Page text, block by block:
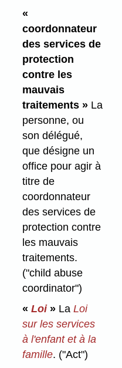
«
coordonnateur
des services de
protection
contre les
mauvais
traitements »La
personne, ou
son délégué,
que désigne un
office pour agir à
titre de
coordonnateur
des services de
protection contre
les mauvais
traitements.
("child abuse
coordinator")
« Loi» La Loi
sur les services
à l'enfant et à la
famille. ("Act")